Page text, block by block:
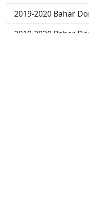
2019-2020 Bahar
2019-2020 Bahar